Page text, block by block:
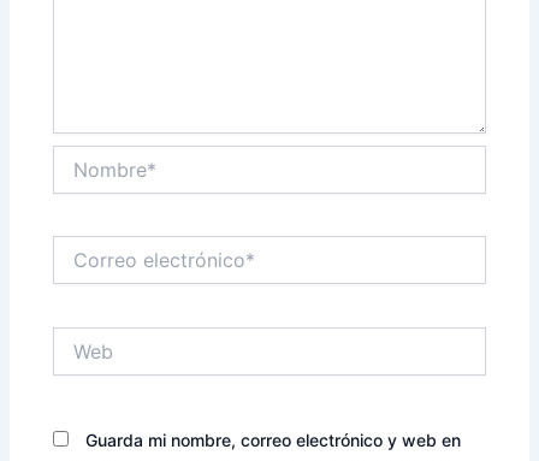
electrónico*
Guarda mi nombre, correo electrónico y web en